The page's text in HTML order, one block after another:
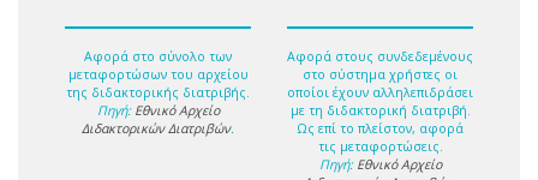
Αφορά στο σύνολο των
μεταφορτώσων του αρχείου
της διδακτορικής διατριβής.
Πηγή: Εθνικό Αρχείο
Διδακτορικών Διατριβών.
Αφορά στους συνδεδεμένους
στο σύστημα χρήστες οι
οποίοι έχουν αλληλεπιδράσει
με τη διδακτορική διατριβή.
Ως επί το πλείστον, αφορά
τις μεταφορτώσεις.
Πηγή: Εθνικό Αρχείο